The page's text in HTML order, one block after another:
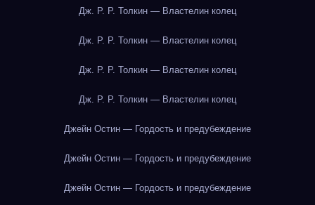
Дж. Р. Р. Толкин — Властелин колец
Дж. Р. Р. Толкин — Властелин колец
Дж. Р. Р. Толкин — Властелин колец
Дж. Р. Р. Толкин — Властелин колец
Джейн Остин — Гордость и предубеждение
Джейн Остин — Гордость и предубеждение
Джейн Остин — Гордость и предубеждение